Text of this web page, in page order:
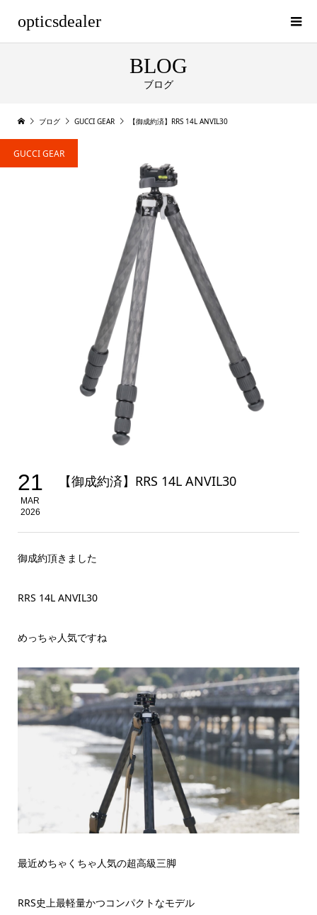
opticsdealer
BLOG
ブログ
ブログ GUCCI GEAR 【御成約済】RRS 14L ANVIL30
GUCCI GEAR
21
MAR
2026
【御成約済】RRS 14L ANVIL30
御成約頂きました
RRS 14L ANVIL30
めっちゃ人気ですね
最近めちゃくちゃ人気の超高級三脚
RRS史上最軽量かつコンパクトなモデル